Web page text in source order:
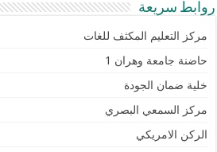
روابط سريعة
مركز التعليم المكثف للغات
حاضنة جامعة وهران 1
خلية ضمان الجودة
مركز السمعي البصري
الركن الامريكي